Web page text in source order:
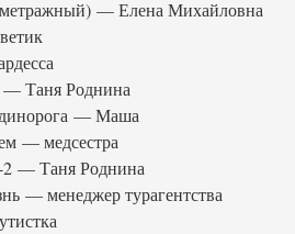
— Елена Михайловна
Таня Роднина
— Маша
— медсестра
— Таня Роднина
— менеджер турагентства